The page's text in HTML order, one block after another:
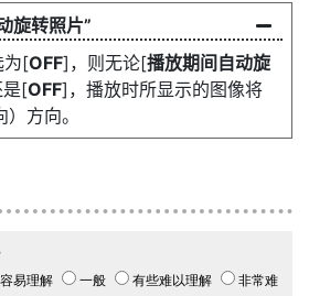
旋转照片”
为[OFF]，则无论[播放期间自动旋
[OFF]，播放时所显示的图像将
方向。